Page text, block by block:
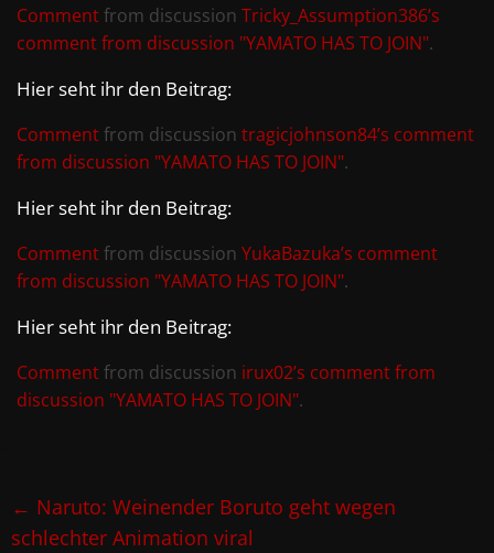
Commentfrom discussion Tricky_Assumption386’s
comment from discussion "YAMATO HAS TO JOIN".
Hier seht ihr den Beitrag:
Commentfrom discussion tragicjohnson84’s comment
from discussion "YAMATO HAS TO JOIN".
Hier seht ihr den Beitrag:
Commentfrom discussion YukaBazuka’s comment
from discussion "YAMATO HAS TO JOIN".
Hier seht ihr den Beitrag:
Commentfrom discussion irux02’s comment from
discussion "YAMATO HAS TO JOIN".
← Naruto: Weinender Boruto geht wegen
schlechter Animation viral